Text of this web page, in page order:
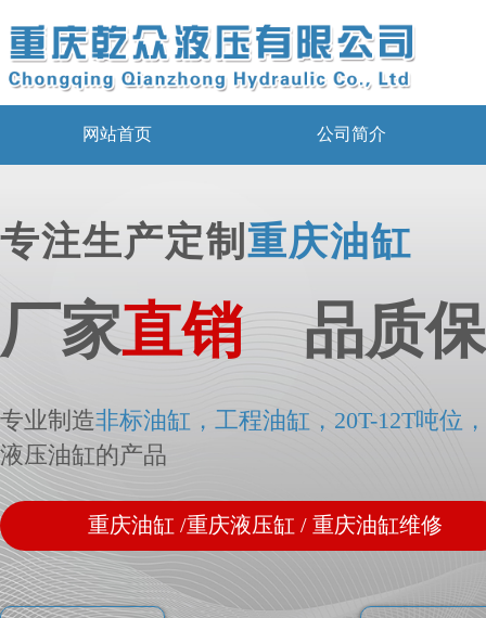
网站首页 公司简介
专注生产定制 重庆油缸
厂家直销 品质
专业制造非标油缸，工程油缸，20T-12T吨位
液压油缸的产品
重庆油缸 /重庆液压缸 / 重庆油缸维修